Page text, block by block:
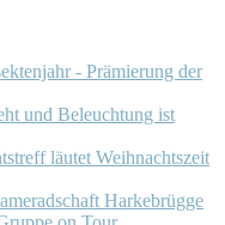
- Prämierung der
und Beleuchtung ist
läutet Weihnachtszeit
Harkebrügge